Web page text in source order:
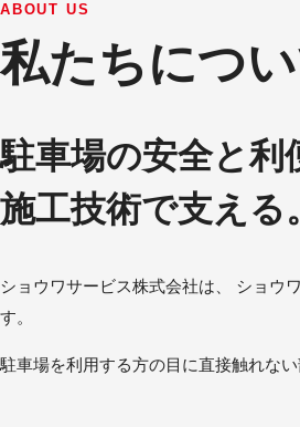
ABOUT US
私たちにつ
駐車場の安全と利
施工技術で支える。
ショウワサービス株式会社は、 ショウ
す。
駐車場を利用する方の目に直接触れな